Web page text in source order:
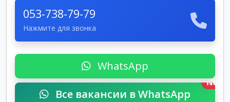
053-738-79-79
Нажмите для звонка
WhatsApp
Все вакансии в WhatsApp
New